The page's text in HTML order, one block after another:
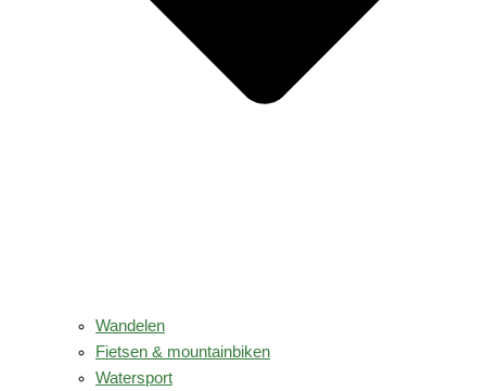
Wandelen
Fietsen & mountainbiken
Watersport